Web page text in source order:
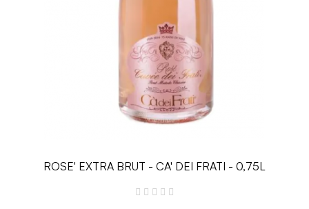
ROSE' EXTRA BRUT - CA' DEI FRATI - 0,75L